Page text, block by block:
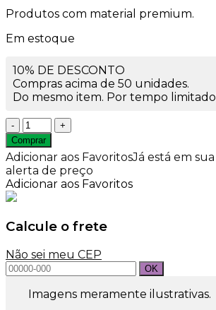
Produtos com material premium.
Em estoque
10% DE DESCONTO
Compras acima de 50 unidades.
Do mesmo item. Por tempo
Caixa
PB0012
Branca
Com
Borda
quantidade
Comprar
Adicionar aos FavoritosJá está em
alerta de preço
Adicionar aos Favoritos
Calcule o frete
Não sei meu CEP
Imagens meramente ilustrativas.